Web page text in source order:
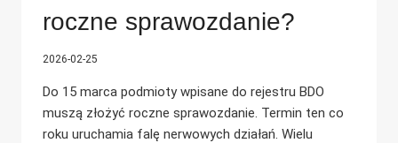
roczne sprawozdanie?
2026-02-25
Do 15 marca podmioty wpisane do rejestru BDO
muszą złożyć roczne sprawozdanie. Termin ten co
roku uruchamia falę nerwowych działań. Wielu